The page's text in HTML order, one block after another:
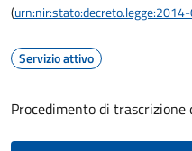
(
Servizio attivo
Procedimento di